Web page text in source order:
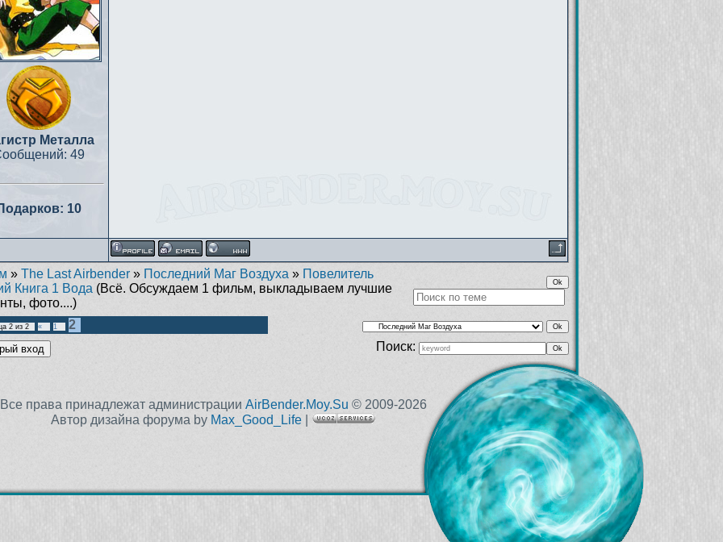
Металла
49
10
» The Last Airbender » Последний Маг Воздуха » Повелитель
Книга 1 Вода (Всё. Обсуждаем 1 фильм, выкладываем лучшие
фото....)
2 из 2 « 1
2
Поиск:
Все права принадлежат администрации AirBender.Moy.Su © 2009-2026
Автор дизайна форума by Max_Good_Life|